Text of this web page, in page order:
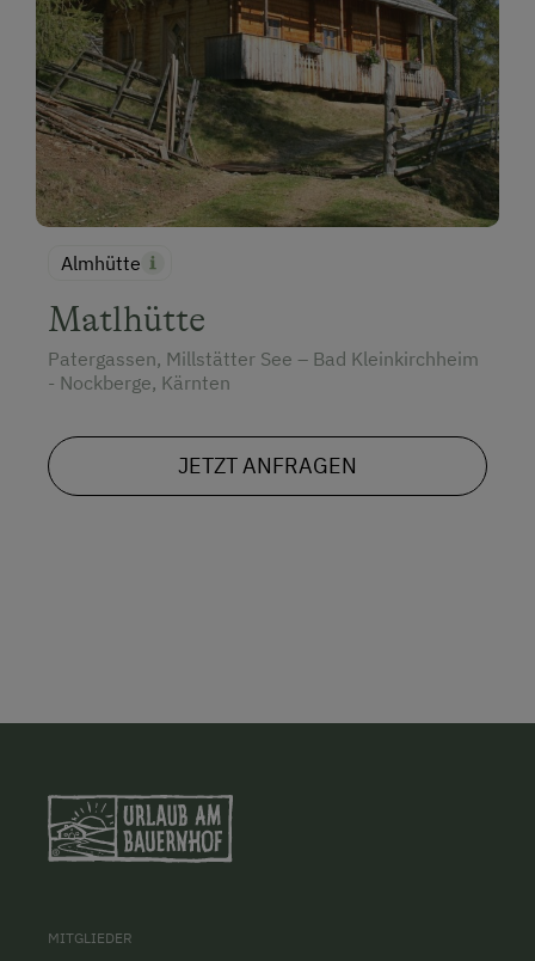
Almhütte
Matlhütte
Patergassen, Millstätter See – Bad Kleinkirchheim
- Nockberge, Kärnten
JETZT ANFRAGEN
MITGLIEDER